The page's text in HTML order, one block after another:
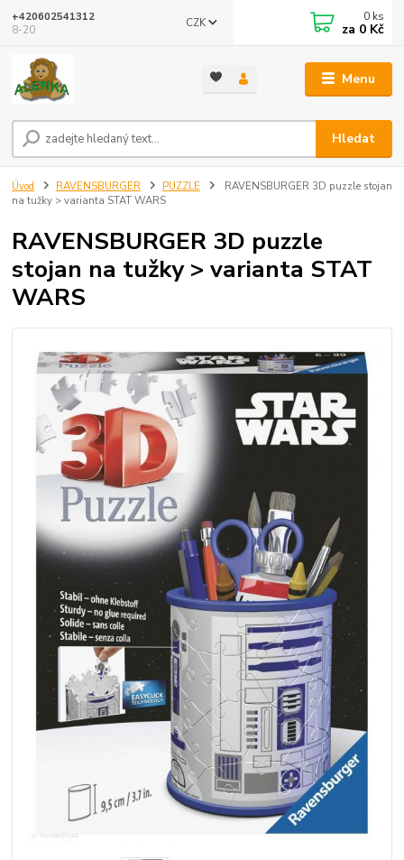
Menu
CZK
Hledat
+420602541312
8-20
0 ks
za 0 Kč
Úvod RAVENSBURGER PUZZLE
RAVENSBURGER 3D puzzle stojan
na tužky > varianta STAT WARS
RAVENSBURGER 3D puzzle
stojan na tužky > varianta STAT
WARS